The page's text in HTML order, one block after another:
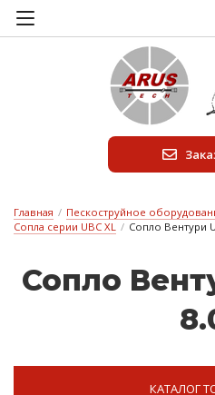
Главная / Пескоструйное
Сопла серии UBC XL / Сопло Вентури
Соп­ло
КАТАЛОГ